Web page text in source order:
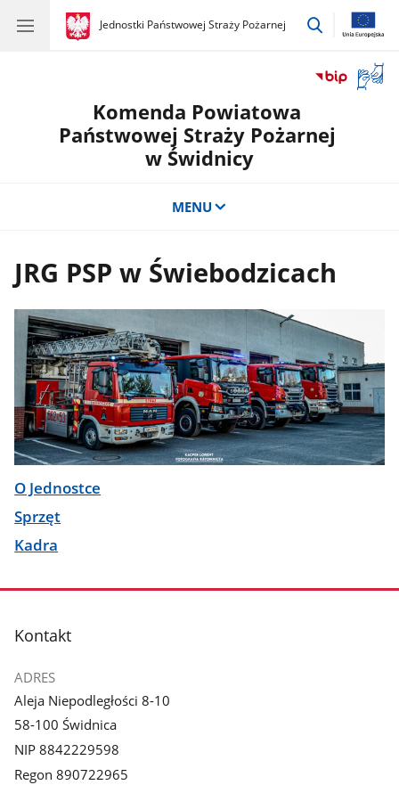
gov.pl
Jednostki Państwowej Straży Pożarnej
gov.pl
Jednostki
przejdź
okno
Komenda Powiatowa
Państwowej Straży Pożarnej
w Świdnicy
MENU
JRG PSP w Świebodzicach
O Jednostce
Sprzęt
Kadra
stopka
Kontakt
ADRES
Aleja Niepodległości 8-10
58-100 Świdnica
NIP 8842229598
Regon 890722965